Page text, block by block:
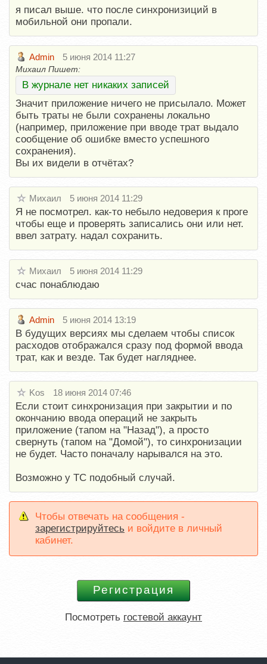
я писал выше. что после синхронизиций в
мобильной они пропали.
Admin 5 июня 2014 11:27
Михаил Пишет:
В журнале нет никаких записей
Значит приложение ничего не присылало. Может
быть траты не были сохранены локально
(например, приложение при вводе трат выдало
сообщение об ошибке вместо успешного
сохранения).
Вы их видели в отчётах?
Михаил 5 июня 2014 11:29
Я не посмотрел. как-то небыло недоверия к проге
чтобы еще и проверять записались они или нет.
ввел затрату. надал сохранить.
Михаил 5 июня 2014 11:29
счас понаблюдаю
Admin 5 июня 2014 13:19
В будущих версиях мы сделаем чтобы список
расходов отображался сразу под формой ввода
трат, как и везде. Так будет нагляднее.
Kos 18 июня 2014 07:46
Если стоит синхронизация при закрытии и по
окончанию ввода операций не закрыть
приложение (тапом на "Назад"), а просто
свернуть (тапом на "Домой"), то синхронизации
не будет. Часто поначалу нарывался на это.
Возможно у ТС подобный случай.
Чтобы отвечать на сообщения -
зарегистрируйтесь и войдите в личный
кабинет.
Посмотреть гостевой аккаунт